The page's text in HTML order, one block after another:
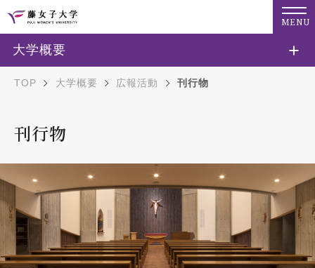
MENU
TOP 大学概要 広報活動 刊行物
刊行物
大学概要